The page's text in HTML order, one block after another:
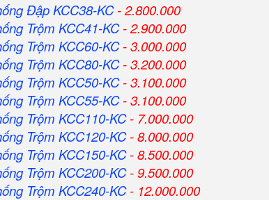
Đập KCC38-KC- 2.800.000
Trộm KCC41-KC- 2.900.000
Trộm KCC60-KC- 3.000.000
Trộm KCC80-KC- 3.200.000
Trộm KCC50-KC- 3.100.000
Trộm KCC55-KC- 3.100.000
Trộm KCC110-KC- 7.000.000
Trộm KCC120-KC- 8.000.000
Trộm KCC150-KC- 8.500.000
Trộm KCC200-KC- 9.500.000
Trộm KCC240-KC- 12.000.000